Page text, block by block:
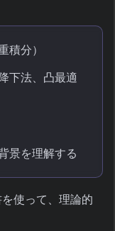
積分）
下法、凸最適
景を理解する
使って、理論的